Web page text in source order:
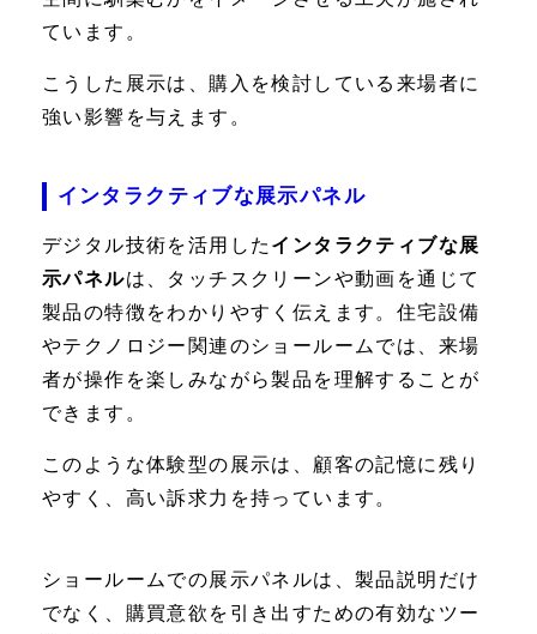
ています。
こうした展示は、購入を検討している来場者に
強い影響を与えます。
インタラクティブな展示パネル
デジタル技術を活用した インタラクティブな展
示パネルは、タッチスクリーンや動画を通じて
製品の特徴をわかりやすく伝えます。住宅設備
やテクノロジー関連のショールームでは、来場
者が操作を楽しみながら製品を理解することが
できます。
このような体験型の展示は、顧客の記憶に残り
やすく、高い訴求力を持っています。
ショールームでの展示パネルは、製品説明だけ
でなく、購買意欲を引き出すための有効なツー